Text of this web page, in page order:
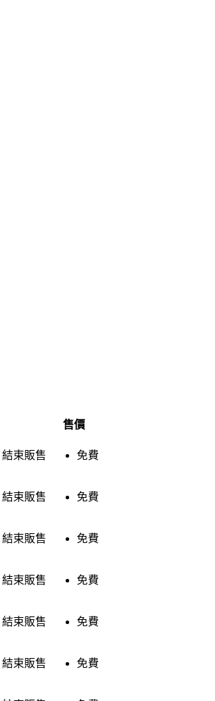
售價
結束販售 免費
結束販售 免費
結束販售 免費
結束販售 免費
結束販售 免費
結束販售 免費